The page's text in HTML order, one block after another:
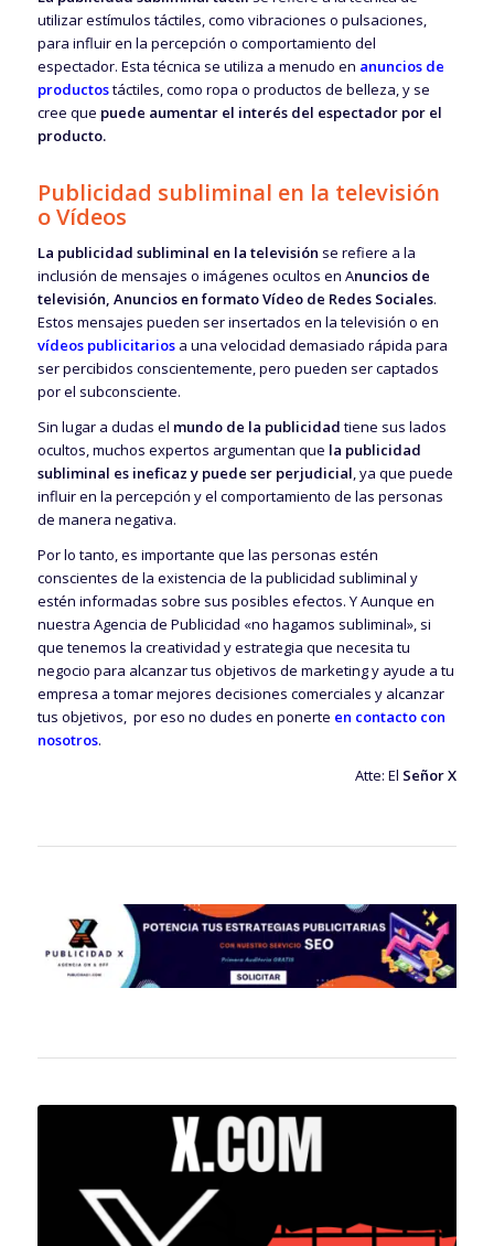
utilizar estímulos táctiles, como vibraciones o pulsaciones,
para influir en la percepción o comportamiento del
espectador. Esta técnica se utiliza a menudo en anuncios de
productostáctiles, como ropa o productos de belleza, y se
cree que puede aumentar el interés del espectador por el
producto.
Publicidad subliminal en la televisión
o Vídeos
La publicidad subliminal en la televisión se refiere a la
inclusión de mensajes o imágenes ocultos en Anuncios de
televisión, Anuncios en formato Vídeo de Redes Sociales.
Estos mensajes pueden ser insertados en la televisión o en
vídeos publicitariosa una velocidad demasiado rápida para
ser percibidos conscientemente, pero pueden ser captados
por el subconsciente.
Sin lugar a dudas el mundo de la publicidad tiene sus lados
ocultos, muchos expertos argumentan que la publicidad
subliminal es ineficaz y puede ser perjudicial, ya que puede
influir en la percepción y el comportamiento de las personas
de manera negativa.
Por lo tanto, es importante que las personas estén
conscientes de la existencia de la publicidad subliminal y
estén informadas sobre sus posibles efectos. Y Aunque en
nuestra Agencia de Publicidad «no hagamos subliminal», si
que tenemos la creatividad y estrategia que necesita tu
negocio para alcanzar tus objetivos de marketing y ayude a tu
empresa a tomar mejores decisiones comerciales y alcanzar
tus objetivos, por eso no dudes en ponerte en contacto con
nosotros.
Atte: El Señor X